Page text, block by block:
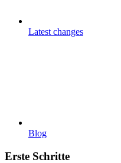
Latest changes
Blog
Erste Schritte